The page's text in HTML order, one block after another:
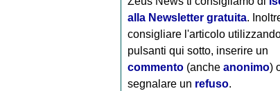
alla Newsletter gratuita.
consigliare l'articolo
pulsanti qui sotto, inserire un
commento(anche anonimo)
segnalare un refuso.